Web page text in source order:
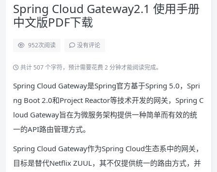
Spring Cloud Gateway2.1 使用手册
中文版PDF下载
952次阅读 没有评论
共计 507 个字符，预计需要花费 2 分钟才能阅读完成。
Spring Cloud Gateway是Spring官方基于Spring 5.0，Spri
ng Boot 2.0和Project Reactor等技术开发的网关，Spring C
loud Gateway旨在为微服务架构提供一种简单而有效的统
一的API路由管理方式。
Spring Cloud Gateway作为Spring Cloud生态系中的网关，
目标是替代Netflix ZUUL，其不仅提供统一的路由方式，并